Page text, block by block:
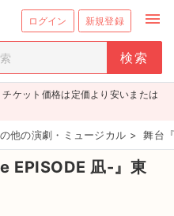
ログイン 新規登録 menu
ケット価格は定価より安いまたは
他の演劇・ミュージカル > 舞台
EPISODE 凪-』東